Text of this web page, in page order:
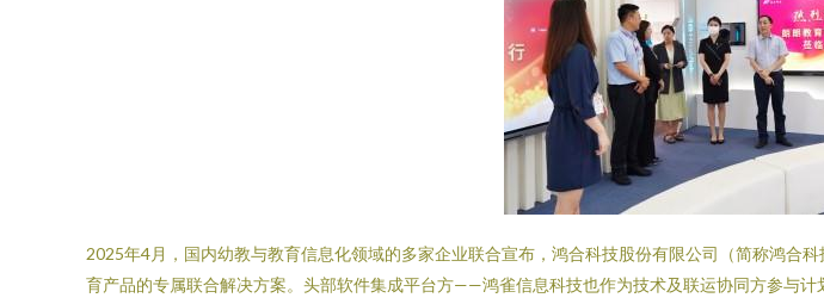
2025年4月，国内幼教与教育信息化领域的多家企业联合宣布，鸿合科技股份有限公司（简称鸿合
育产品的专属联合解决方案。头部软件集成平台方——鸿雀信息科技也作为技术及联运协同方参与